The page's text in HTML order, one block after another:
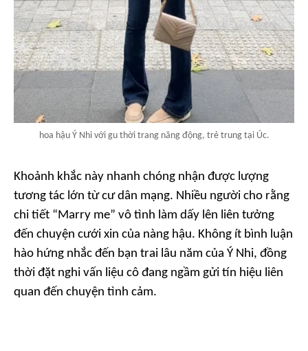
hoa hậu Ý Nhi với gu thời trang năng động, trẻ trung tại Úc.
Khoảnh khắc này nhanh chóng nhận được lượng
tương tác lớn từ cư dân mạng. Nhiều người cho rằng
chi tiết “Marry me” vô tình làm dấy lên liên tưởng
đến chuyện cưới xin của nàng hậu. Không ít bình luận
hào hứng nhắc đến bạn trai lâu năm của Ý Nhi, đồng
thời đặt nghi vấn liệu cô đang ngầm gửi tín hiệu liên
quan đến chuyện tình cảm.